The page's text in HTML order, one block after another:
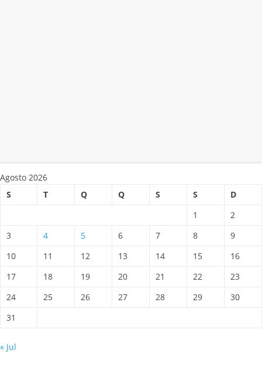
Agosto 2026
S
T Q Q S S
D
1
2
3
4 5 6 7 8
9
10
11 12 13 14 15
16
17
18 19 20 21 22
23
24
25 26 27 28 29
30
31
« Jul